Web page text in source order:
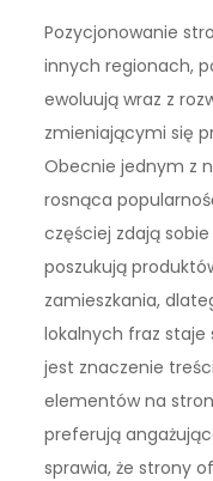
Pozycjonowanie
innych regionach,
ewoluują wraz z
zmieniającymi się
Obecnie jednym z
rosnąca
częściej zdają
poszukują
zamieszkania,
lokalnych fraz staje
jest znaczenie
elementów na
preferują
sprawia, że strony